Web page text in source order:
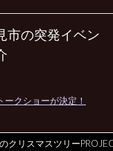
市の突発イベン
クショーが決定！
クリスマスツリー